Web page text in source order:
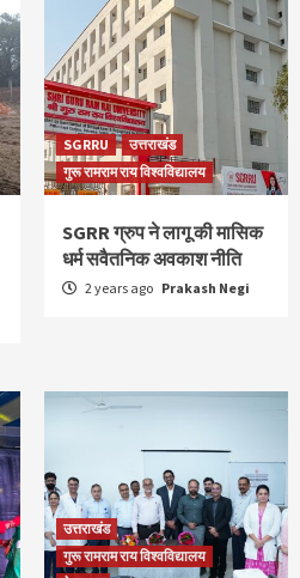
SGRRU
उत्तराखंड
गुरू रामराम राय विश्वविद्यालय
SGRR ग्रुप ने लागू की मासिक
धर्म सवैतनिक अवकाश नीति
2 years ago Prakash Negi
उत्तराखंड
गुरू रामराम राय विश्वविद्यालय